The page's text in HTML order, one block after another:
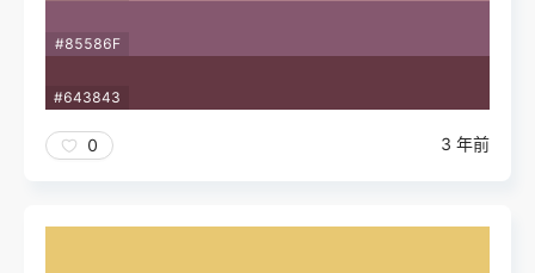
#85586F
#643843
0 3 年前